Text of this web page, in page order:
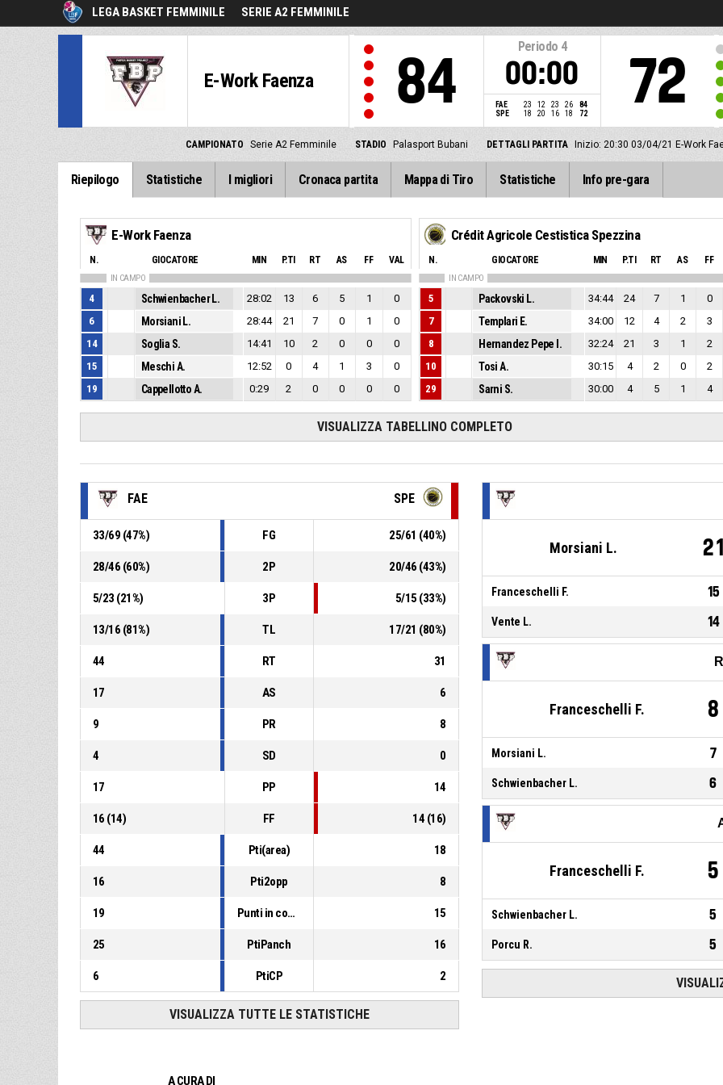
LEGA BASKET FEMMINILE SERIE A2 FEMMINILE
E-Work Faenza 84
Periodo 4
00:00
FAE 23 12 23 26
84
SPE
18 20 16 18 72 72
CAMPIONATO Serie A2 Femminile STADIO Palasport Bubani DETTAGLI PARTITA Inizio: 20:30 03/04/21 E-Work
Riepilogo Statistiche I migliori Cronaca partita Mappa di Tiro Statistiche Info pre-gara
E-Work Faenza
N. GIOCATORE MIN P.TI RT AS FF VAL
IN CAMPO
4 Schwienbacher L. 28:02 13 6 5 1
0
6
Morsiani L. 28:44 21 7 0 1
0
14
Soglia S. 14:41 10 2 0 0
0
15
Meschi A. 12:52 0 4 1 3
0
19
Cappellotto A. 0:29 2 0 0 0 0
Crédit Agricole Cestistica Spezzina
N. GIOCATORE MIN P.TI RT AS FF
IN CAMPO
5 Packovski L. 34:44 24 7 1 0
7
Templari E. 34:00 12 4 2 3
8
Hernandez Pepe I. 32:24 21 3 1 2
10
Tosi A. 30:15 4 2 0 2
29
Sarni S. 30:00 4 5 1 4
VISUALIZZA TABELLINO COMPLETO
FAE SPE
33/69 (47%) FG 25/61 (40%)
28/46 (60%) 2P 20/46 (43%)
5/23 (21%) 3P 5/15 (33%)
13/16 (81%) TL 17/21 (80%)
44 RT 31
17 AS 6
9 PR 8
4 SD 0
17 PP 14
16 (14) FF 14 (16)
44 Pti(area) 18
16 Pti2opp 8
19 Punti in contropiede 15
25 PtiPanch 16
6 PtiCP 2
VISUALIZZA TUTTE LE STATISTICHE
Morsiani L. 21
Franceschelli F. 15
Vente L. 14
Franceschelli F. 8
Morsiani L. 7
Schwienbacher L. 6
Franceschelli F. 5
Schwienbacher L. 5
Porcu R. 5
A CURA DI